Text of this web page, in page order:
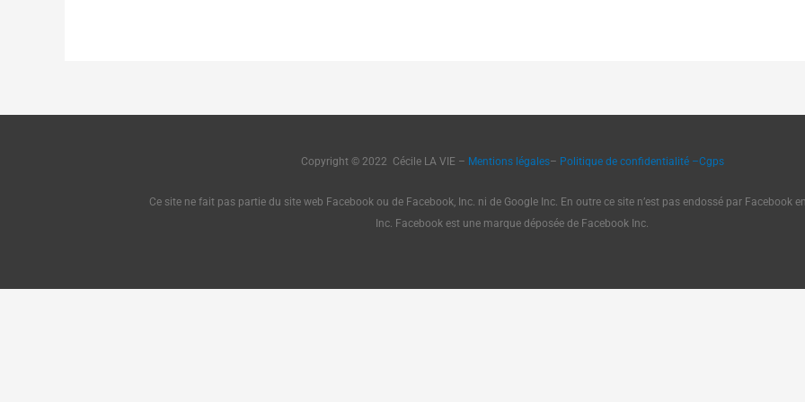
Copyright © 2022 Cécile LA VIE – Mentions légales– Politique de confidentialité –Cgps
Ce site ne fait pas partie du site web Facebook ou de Facebook, Inc. ni de Google Inc. En outre ce site n’est pas endossé par Facebook
Inc. Facebook est une marque déposée de Facebook Inc.